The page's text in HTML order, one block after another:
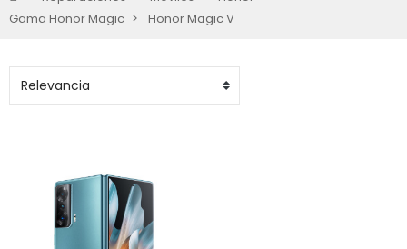
Gama Honor Magic
Honor Magic V